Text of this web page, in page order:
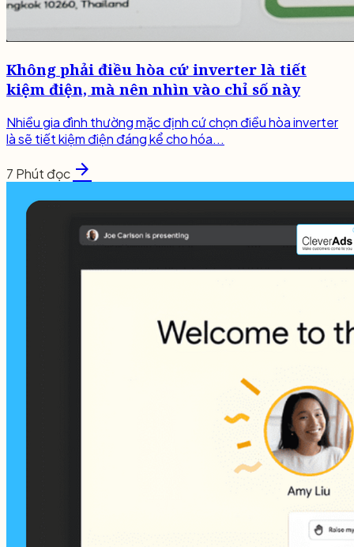
Không phải điều hòa cứ inverter là tiết
kiệm điện, mà nên nhìn vào chỉ số này
Nhiều gia đình thường mặc định cứ chọn điều hòa inverter
là sẽ tiết kiệm điện đáng kể cho hóa...
7 Phút đọc arrow_forward